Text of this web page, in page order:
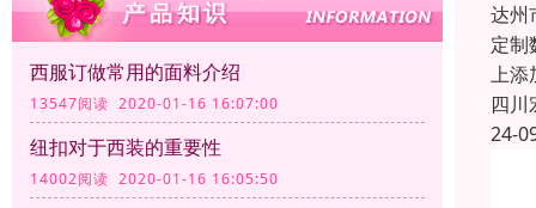
西服订做常用的面料介绍
13547阅读 2020-01-16 16:07:00
纽扣对于西装的重要性
14002阅读 2020-01-16 16:05:50
达州
定制
上添
四川
24-